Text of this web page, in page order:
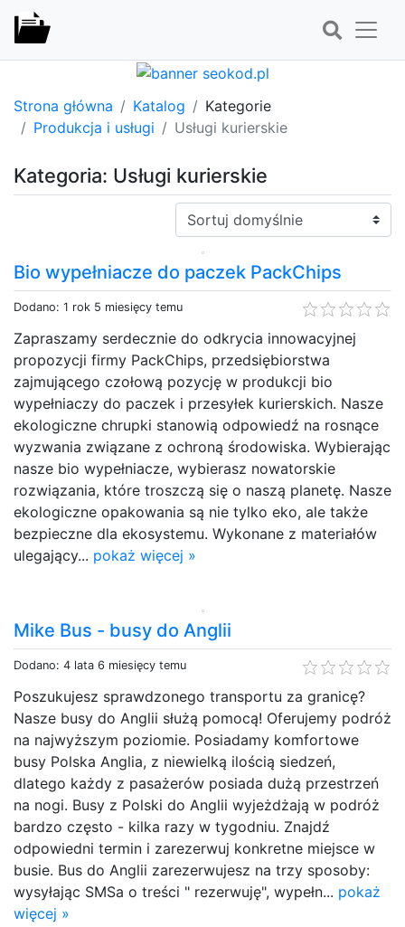
Strona główna Katalog
Kategorie
Produkcja i usługi
Usługi kurierskie
Kategoria: Usługi kurierskie
Sortuj:
Bio wypełniacze do paczek PackChips
Dodano: 1 rok 5 miesięcy temu
Zapraszamy serdecznie do odkrycia innowacyjnej
propozycji firmy PackChips, przedsiębiorstwa
zajmującego czołową pozycję w produkcji bio
wypełniaczy do paczek i przesyłek kurierskich. Nasze
ekologiczne chrupki stanowią odpowiedź na rosnące
wyzwania związane z ochroną środowiska. Wybierając
nasze bio wypełniacze, wybierasz nowatorskie
rozwiązania, które troszczą się o naszą planetę. Nasze
ekologiczne opakowania są nie tylko eko, ale także
bezpieczne dla ekosystemu. Wykonane z materiałów
ulegający... pokaż więcej »
Mike Bus - busy do Anglii
Dodano: 4 lata 6 miesięcy temu
Poszukujesz sprawdzonego transportu za granicę?
Nasze busy do Anglii służą pomocą! Oferujemy podróż
na najwyższym poziomie. Posiadamy komfortowe
busy Polska Anglia, z niewielką ilością siedzeń,
dlatego każdy z pasażerów posiada dużą przestrzeń
na nogi. Busy z Polski do Anglii wyjeżdżają w podróż
bardzo często - kilka razy w tygodniu. Znajdź
odpowiedni termin i zarezerwuj konkretne miejsce w
busie. Bus do Anglii zarezerwujesz na trzy sposoby:
wysyłając SMSa o treści " rezerwuję", wypełn... pokaż
więcej »